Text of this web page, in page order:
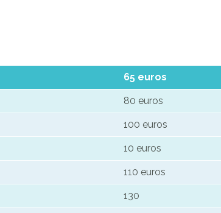
65 euros
80 euros
100 euros
10 euros
110 euros
130